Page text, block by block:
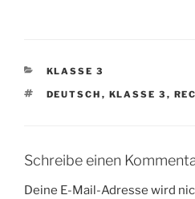
KATEGORIEN
KLASSE 3
SCHLAGWÖRTER
DEUTSCH , KLASSE 3 ,
Schreibe einen
Deine E-Mail-Adresse wird